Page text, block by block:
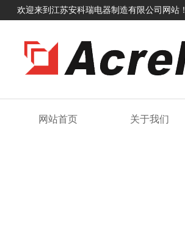
欢迎来到江苏安科瑞电器制造有限公司网站！
网站首页 关于我们